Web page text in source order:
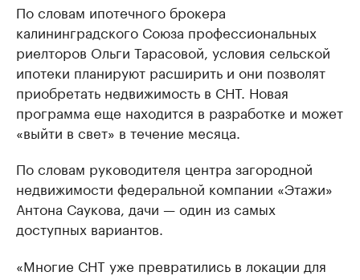
По словам ипотечного брокера
калининградского Союза профессиональных
риелторов Ольги Тарасовой, условия сельской
ипотеки планируют расширить и они позволят
приобретать недвижимость в СНТ. Новая
программа еще находится в разработке и может
«выйти в свет» в течение месяца.
По словам руководителя центра загородной
недвижимости федеральной компании «Этажи»
Антона Саукова, дачи — один из самых
доступных вариантов.
«Многие СНТ уже превратились в локации для